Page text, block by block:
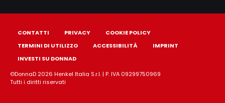
CONTATTI PRIVACY
COOKIE POLICY
TERMINI DI UTILIZZO
ACCESSIBILITÀ
IMPRINT
INVESTI SU DONNAD
©DonnaD 2026 Henkel Italia S.r.l. | P. IVA 09299750969
Tutti i diritti riservati